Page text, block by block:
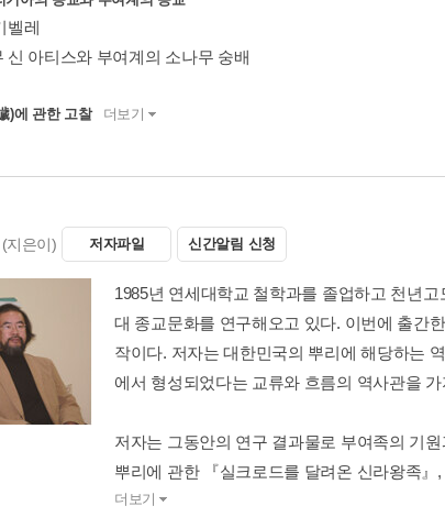
벨레
신 아티스와 부여계의 소나무 숭배
)에 관한 고찰 더보기
(지은이) 저자파일 신간알림 신청
1985년 연세대학교 철학과를 졸업하고 천년
대 종교문화를 연구해오고 있다. 이번에 출간
작이다. 저자는 대한민국의 뿌리에 해당하는
에서 형성되었다는 교류와 흐름의 역사관을 가
저자는 그동안의 연구 결과물로 부여족의 기
뿌리에 관한 『실크로드를 달려온 신라왕족
더보기